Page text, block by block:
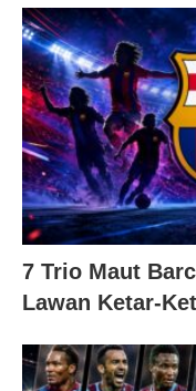
7 Trio Maut
Lawan Ketar-